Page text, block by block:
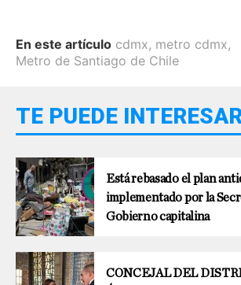
En este artículo cdmx, metro cdmx,
Metro de Santiago de Chile
TE PUEDE
Está rebasado el plan
implementado por la
Gobierno capitalina
CONCEJAL DEL